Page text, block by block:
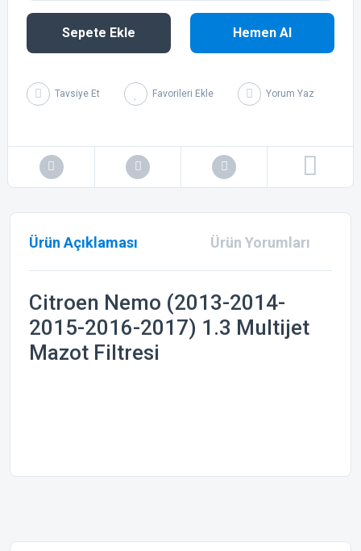
Sepete Ekle Hemen Al
Tavsiye Et Yorum Yaz
Ürün Açıklaması Ürün Yorumları
Citroen Nemo (2013-2014-
2015-2016-2017) 1.3 Multijet
Mazot Filtresi